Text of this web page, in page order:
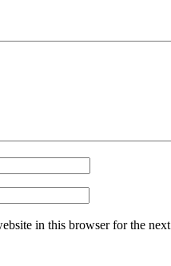
in this browser for the